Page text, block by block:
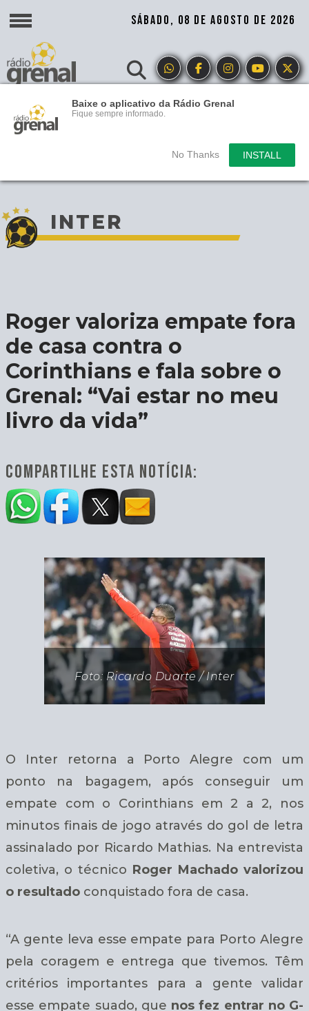
Baixe o aplicativo da Rádio Grenal
Fique sempre informado.
No Thanks INSTALL
SÁBADO, 08 DE AGOSTO DE 2026
INTER
Roger valoriza empate fora
de casa contra o
Corinthians e fala sobre o
Grenal: “Vai estar no meu
livro da vida”
COMPARTILHE ESTA NOTÍCIA:
Foto: Ricardo Duarte / Inter
O Inter retorna a Porto Alegre com um
ponto na bagagem, após conseguir um
empate com o Corinthians em 2 a 2, nos
minutos finais de jogo através do gol de letra
assinalado por Ricardo Mathias. Na entrevista
coletiva, o técnico Roger Machado valorizou
o resultado conquistado fora de casa.
“A gente leva esse empate para Porto Alegre
pela coragem e entrega que tivemos. Têm
critérios importantes para a gente validar
esse empate suado, que nos fez entrar no G-